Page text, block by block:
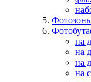
на
на
на
на